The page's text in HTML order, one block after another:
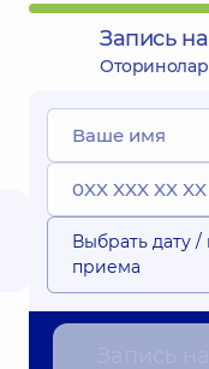
Запись
Выбрать дату /
приема